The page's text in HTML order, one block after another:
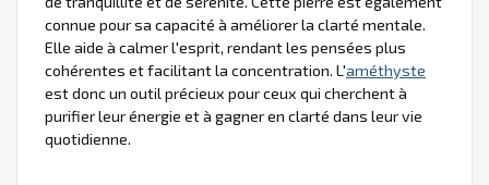
connue pour sa capacité à améliorer la clarté mentale.
Elle aide à calmer l'esprit, rendant les pensées plus
cohérentes et facilitant la concentration. L'améthyste
est donc un outil précieux pour ceux qui cherchent à
purifier leur énergie et à gagner en clarté dans leur vie
quotidienne.